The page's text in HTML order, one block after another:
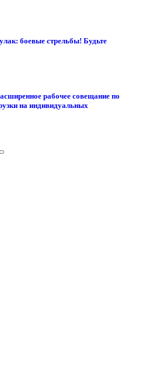
боевые стрельбы! Будьте
рабочее совещание по
на индивидуальных